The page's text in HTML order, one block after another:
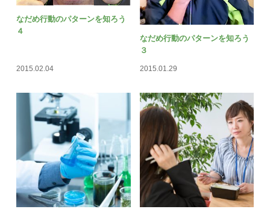
なだめ行動のパターンを知ろう
４
2015.02.04
なだめ行動のパターンを知ろう
３
2015.01.29